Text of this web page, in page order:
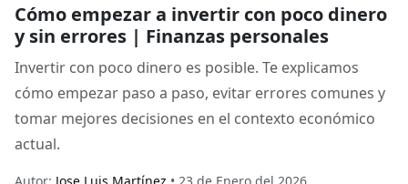
Cómo empezar a invertir con poco dinero
y sin errores | Finanzas personales
Invertir con poco dinero es posible. Te explicamos
cómo empezar paso a paso, evitar errores comunes y
tomar mejores decisiones en el contexto económico
actual.
Autor: Jose Luis Martínez • 23 de Enero del 2026